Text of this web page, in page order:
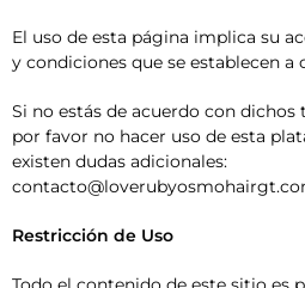
El uso de esta página implica su
y condiciones que se establecen a
Si no estás de acuerdo con
por favor no hacer uso de esta
existen dudas adicionales:
Restricción de Uso